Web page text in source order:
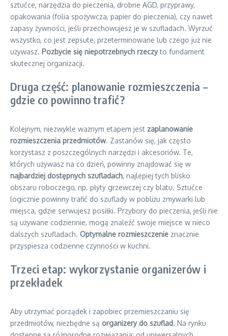
sztućce, narzędzia do pieczenia, drobne AGD, przyprawy,
opakowania (folia spożywcza, papier do pieczenia), czy nawet
zapasy żywności, jeśli przechowujesz je w szufladach. Wyrzuć
wszystko, co jest zepsute, przeterminowane lub czego już nie
używasz. Pozbycie się niepotrzebnych rzeczyto fundament
skutecznej organizacji.
Druga część: planowanie rozmieszczenia –
gdzie co powinno trafić?
Kolejnym, niezwykle ważnym etapem jest zaplanowanie
rozmieszczenia przedmiotów. Zastanów się, jak często
korzystasz z poszczególnych narzędzi i akcesoriów. Te,
których używasz na co dzień, powinny znajdować się w
najbardziej dostępnych szufladach, najlepiej tych blisko
obszaru roboczego, np. płyty grzewczej czy blatu. Sztućce
logicznie powinny trafić do szuflady w pobliżu zmywarki lub
miejsca, gdzie serwujesz posiłki. Przybory do pieczenia, jeśli nie
są używane codziennie, mogą znaleźć swoje miejsce w nieco
dalszych szufladach. Optymalne rozmieszczenie znacznie
przyspiesza codzienne czynności w kuchni.
Trzeci etap: wykorzystanie organizerów i
przekładek
Aby utrzymać porządek i zapobiec przemieszczaniu się
przedmiotów, niezbędne są organizery do szuflad. Na rynku